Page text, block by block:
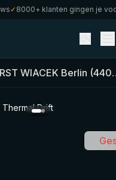
8000+ klanten gingen je voor✓
WIACEK Berlin (440
Thermal Drift